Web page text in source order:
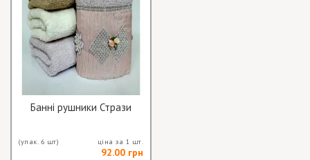
Банні рушники Стрази
(упак. 6 шт) ціна за 1 шт.
92.00 грн